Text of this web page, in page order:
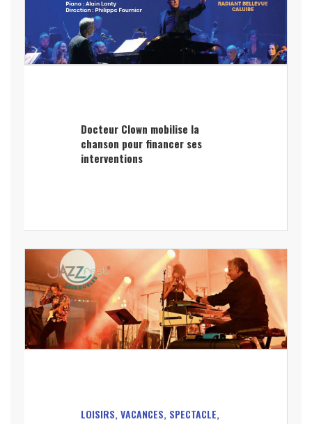
Docteur Clown mobilise la
chanson pour financer ses
interventions
LOISIRS, VACANCES, SPECTACLE,